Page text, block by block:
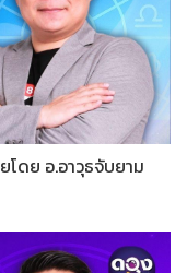
โดย อ.อาวุธจับยาม